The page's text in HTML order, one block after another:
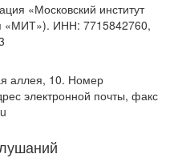
«Московский институт
«МИТ»). ИНН: 7715842760,
аллея, 10. Номер
электронной почты, факс